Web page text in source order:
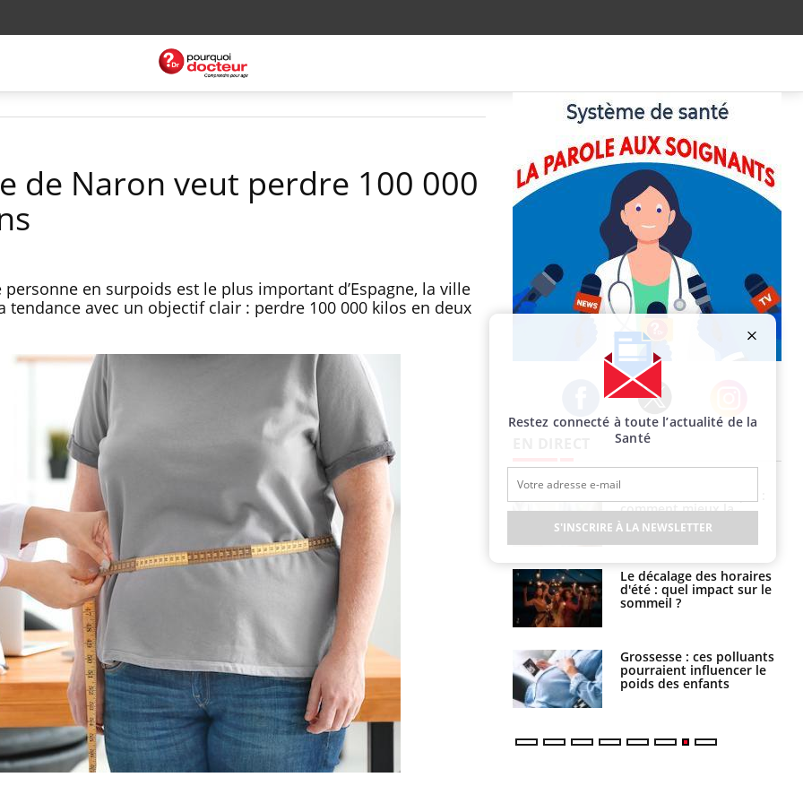
de Naron veut perdre 100 000
en surpoids est le plus important d’Espagne, la ville
avec un objectif clair : perdre 100 000 kilos en deux
Facebook Twitter Instagram
TDAH : quel est ce
traitement autorisé aux
États-Unis ?
Cerveau : le mystère de la
"madeleine de Proust"
enfin expliqué
Intolérance au gluten : les
nouvelles
recommandations de la
HAS
comment mieux la
prévenir
Le décalage des horaires
d'été : quel impact sur le
sommeil ?
Grossesse : ces polluants
pourraient influencer le
poids des enfants
cerveau reconnaît-il les
visages autrement ?
Bronzage : qui sont
vraiment ceux qui
cherchent à dorer leur
Et si cet antidouleur
courant était risqué pour
le cerveau ?
Restez connecté à toute l’actualité de la
Santé
S'INSCRIRE À LA NEWSLETTER